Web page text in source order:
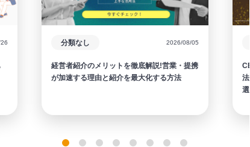
分類なし 2026/08/05
経営者紹介のメリットを徹底解説!営業・提携
が加速する理由と紹介を最大化する方法